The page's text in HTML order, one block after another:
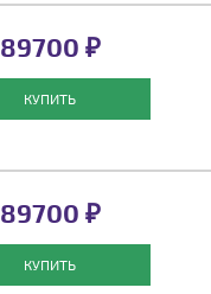
89700 ₽
КУПИТЬ
89700 ₽
КУПИТЬ